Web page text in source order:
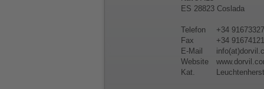
ES 28823 Coslada
Telefon
+34 91673327
Fax
+34
E-Mail
Website
Kat.